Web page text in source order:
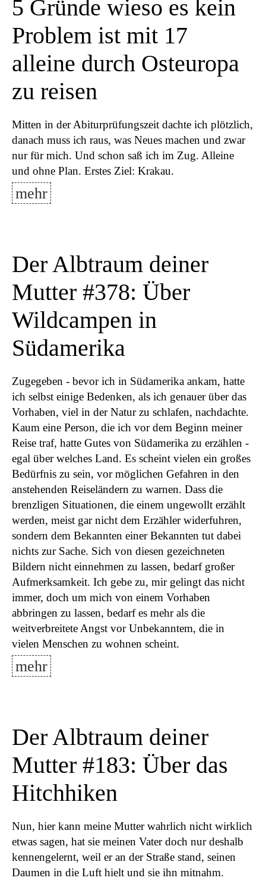
5 Gründe wieso es kein
Problem ist mit 17
alleine durch Osteuropa
zu reisen
Mitten in der Abiturprüfungszeit dachte ich plötzlich,
danach muss ich raus, was Neues machen und zwar
nur für mich. Und schon saß ich im Zug. Alleine
und ohne Plan. Erstes Ziel: Krakau.
mehr
Der Albtraum deiner
Mutter #378: Über
Wildcampen in
Südamerika
Zugegeben - bevor ich in Südamerika ankam, hatte
ich selbst einige Bedenken, als ich genauer über das
Vorhaben, viel in der Natur zu schlafen, nachdachte.
Kaum eine Person, die ich vor dem Beginn meiner
Reise traf, hatte Gutes von Südamerika zu erzählen -
egal über welches Land. Es scheint vielen ein großes
Bedürfnis zu sein, vor möglichen Gefahren in den
anstehenden Reiseländern zu warnen. Dass die
brenzligen Situationen, die einem ungewollt erzählt
werden, meist gar nicht dem Erzähler widerfuhren,
sondern dem Bekannten einer Bekannten tut dabei
nichts zur Sache. Sich von diesen gezeichneten
Bildern nicht einnehmen zu lassen, bedarf großer
Aufmerksamkeit. Ich gebe zu, mir gelingt das nicht
immer, doch um mich von einem Vorhaben
abbringen zu lassen, bedarf es mehr als die
weitverbreitete Angst vor Unbekanntem, die in
vielen Menschen zu wohnen scheint.
mehr
Der Albtraum deiner
Mutter #183: Über das
Hitchhiken
Nun, hier kann meine Mutter wahrlich nicht wirklich
etwas sagen, hat sie meinen Vater doch nur deshalb
kennengelernt, weil er an der Straße stand, seinen
Daumen in die Luft hielt und sie ihn mitnahm.